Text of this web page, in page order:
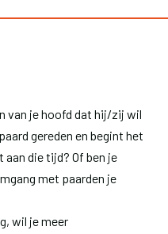
van je hoofd dat hij/zij wil
gereden en begint het
die tijd? Of ben je
met paarden je
wil je meer